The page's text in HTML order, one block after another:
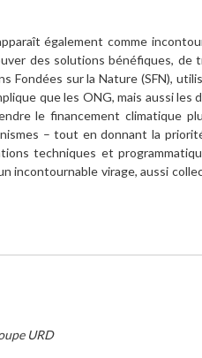
également comme
des solutions bénéfiques, de
sur la Nature (SFN),
que les ONG, mais aussi
le financement climatique
– tout en donnant la
techniques et
incontournable virage, aussi
URD